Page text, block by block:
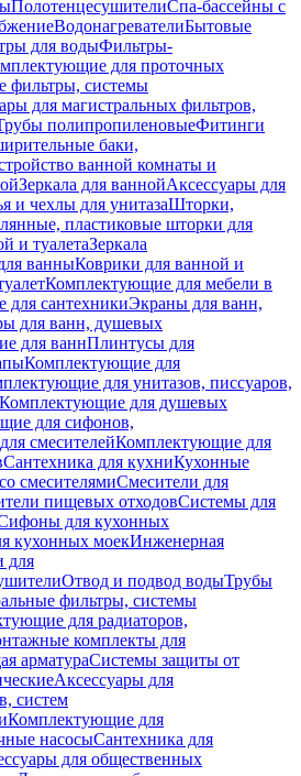
ПолотенцесушителиСпа-бассейны с
ВодонагревателиБытовые
для водыФильтры-
для проточных
фильтры, системы
для магистральных фильтров,
полипропиленовыеФитинги
баки,
ванной комнаты и
Зеркала для ваннойАксессуары для
и чехлы для унитазаШторки,
пластиковые шторки для
и туалетаЗеркала
ванныКоврики для ванной и
Комплектующие для мебели в
сантехникиЭкраны для ванн,
для ванн, душевых
для ваннПлинтусы для
Комплектующие для
для унитазов, писсуаров,
Комплектующие для душевых
для сифонов,
смесителейКомплектующие для
Сантехника для кухниКухонные
смесителямиСмесители для
пищевых отходовСистемы для
для кухонных
кухонных моекИнженерная
для
Отвод и подвод водыТрубы
фильтры, системы
для радиаторов,
комплекты для
арматураСистемы защиты от
Аксессуары для
систем
Комплектующие для
насосыСантехника для
для общественных